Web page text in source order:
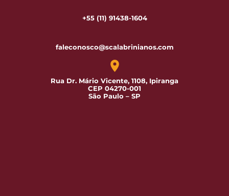
+55 (11) 91438-1604
faleconosco@scalabrinianos.com
Rua Dr. Mário Vicente, 1108, Ipiranga
CEP 04270-001
São Paulo – SP